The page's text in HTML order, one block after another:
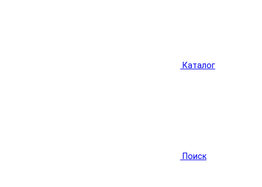
Каталог
Поиск